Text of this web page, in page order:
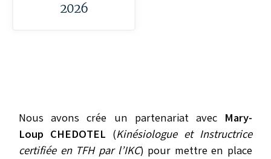
2026
Nous avons crée un partenariat avec Mary-
Loup CHEDOTEL (Kinésiologue et Instructrice
certifiée en TFH par l’IKC) pour mettre en place